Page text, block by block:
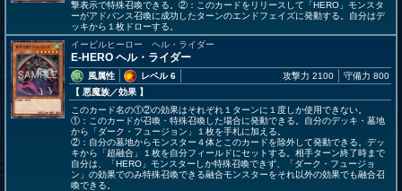
撃表示で特殊召喚できる。②：このカードをリリースして「HERO」モンスタ
ーがアドバンス召喚に成功したターンのエンドフェイズに発動する。自分はデ
ッキから１枚ドローする。
イービルヒーロー ヘル・ライダー
E-HERO ヘル・ライダー
風属性
レベル 6
【 悪魔族／効果 】
攻撃力 2100 守備力 800
このカード名の①②の効果はそれぞれ１ターンに１度しか使用できない。
①：このカードが召喚・特殊召喚した場合に発動できる。自分のデッキ・墓地
から「ダーク・フュージョン」１枚を手札に加える。
②：自分の墓地からモンスター４体とこのカードを除外して発動できる。デッ
キから「超融合」１枚を自分フィールドにセットする。相手ターン終了時まで
自分は、「HERO」モンスターしか特殊召喚できず、「ダーク・フュージョ
ン」の効果でのみ特殊召喚できる融合モンスターをそれ以外の効果でも融合召
喚できる。